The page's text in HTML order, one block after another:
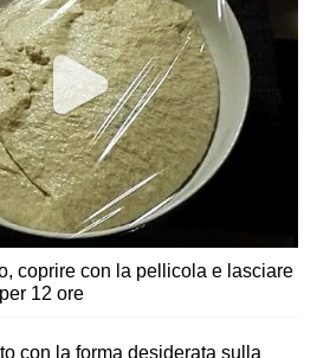
coprire con la pellicola e lasciare
12 ore
con la forma desiderata sulla